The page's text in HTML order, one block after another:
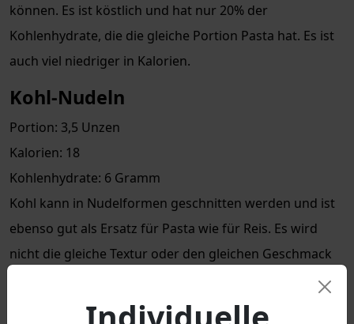
können. Es ist köstlich und hat nur 20% der
Kohlenhydrate, die die gleiche Portion Pasta hat. Es ist
auch viel niedriger in Kalorien.
Kohl-Nudeln
Portion: 3,5 Unzen
Kalorien: 18
Kohlenhydrate: 6 Gramm
Kohl kann in Nudelformen geschnitten werden und ist
ebenso gut als Ersatz für Pasta wie für Reis. Es wird
nicht die gleiche Textur oder den gleichen Geschmack
hervorragend als Träger für köstliche Saucen. Servieren